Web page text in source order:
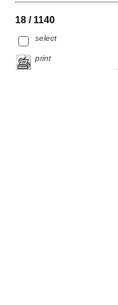
18 / 1140
select
print